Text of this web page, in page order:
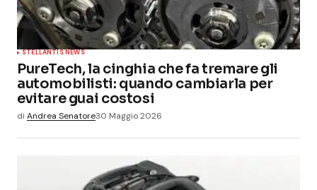
STELLANTIS NEWS
PureTech, la cinghia che fa tremare gli
automobilisti: quando cambiarla per
evitare guai costosi
di Andrea Senatore30 Maggio 2026